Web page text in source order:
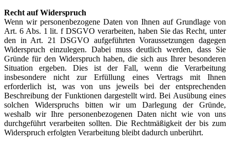
Recht auf Widerspruch
Wenn wir personenbezogene Daten von Ihnen auf Grundlage von
Art. 6 Abs. 1 lit. f DSGVO verarbeiten, haben Sie das Recht, unter
den in Art. 21 DSGVO aufgeführten Voraussetzungen dagegen
Widerspruch einzulegen. Dabei muss deutlich werden, dass Sie
Gründe für den Widerspruch haben, die sich aus Ihrer besonderen
Situation ergeben. Dies ist der Fall, wenn die Verarbeitung
insbesondere nicht zur Erfüllung eines Vertrags mit Ihnen
erforderlich ist, was von uns jeweils bei der entsprechenden
Beschreibung der Funktionen dargestellt wird. Bei Ausübung eines
solchen Widerspruchs bitten wir um Darlegung der Gründe,
weshalb wir Ihre personenbezogenen Daten nicht wie von uns
durchgeführt verarbeiten sollten. Die Rechtmäßigkeit der bis zum
Widerspruch erfolgten Verarbeitung bleibt dadurch unberührt.